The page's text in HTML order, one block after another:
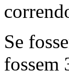
Se
fossem